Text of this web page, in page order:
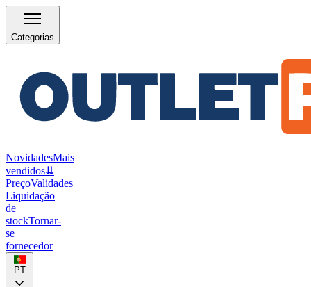
Categorias
NovidadesMais
vendidos⇊
PreçoValidades
Liquidação
de
stockTornar-
se
fornecedor
PT